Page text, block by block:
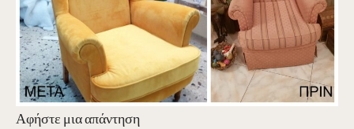
Αφήστε μια απάντηση